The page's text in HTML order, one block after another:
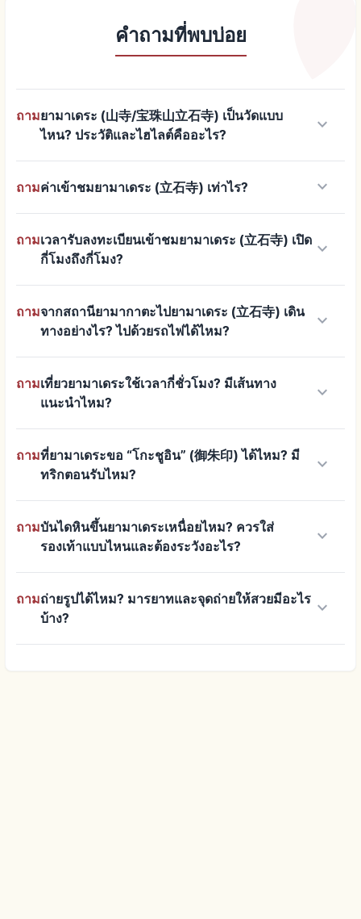
คำถามที่พบบ่อย
ถามยามาเดระ (山寺/宝珠山立石寺) เป็นวัดแบบ
ไหน? ประวัติและไฮไลต์คืออะไร?
keyboard_arrow_down
ถามค่าเข้าชมยามาเดระ (立石寺) เท่าไร? keyboard_arrow_down
ถามเวลารับลงทะเบียนเข้าชมยามาเดระ (立石寺) เปิด
กี่โมงถึงกี่โมง?
keyboard_arrow_down
ถามจากสถานียามากาตะไปยามาเดระ (立石寺) เดิน
ทางอย่างไร? ไปด้วยรถไฟได้ไหม?
keyboard_arrow_down
ถามเที่ยวยามาเดระใช้เวลากี่ชั่วโมง? มีเส้นทาง
แนะนำไหม?
keyboard_arrow_down
ถามที่ยามาเดระขอ “โกะชูอิน” (御朱印) ได้ไหม? มี
ทริกตอนรับไหม?
keyboard_arrow_down
ถามบันไดหินขึ้นยามาเดระเหนื่อยไหม? ควรใส่
รองเท้าแบบไหนและต้องระวังอะไร?
keyboard_arrow_down
ถามถ่ายรูปได้ไหม? มารยาทและจุดถ่ายให้สวยมีอะไร
บ้าง?
keyboard_arrow_down